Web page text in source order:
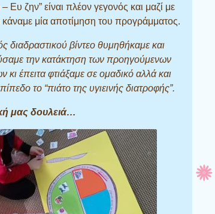
Ευ ζην” είναι πλέον γεγονός και μαζί με
κάναμε μία αποτίμηση του προγράμματος.
διαδραστικού βίντεο θυμηθήκαμε και
την κατάκτηση των προηγούμενων
κι έπειτα φτιάξαμε σε ομαδικό αλλά και
το “πιάτο της υγιεινής διατροφής”.
μας δουλειά…